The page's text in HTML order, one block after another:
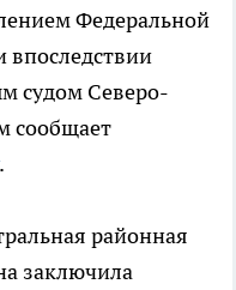
Федеральной
судом Северо-
сообщает
.
районная
заключила